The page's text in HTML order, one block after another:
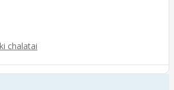
chalatai